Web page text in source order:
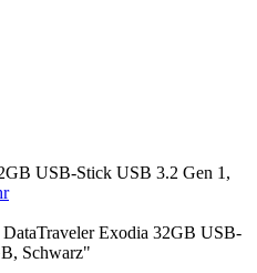
USB-Stick USB 3.2 Gen 1,
Exodia 32GB USB-
Schwarz"